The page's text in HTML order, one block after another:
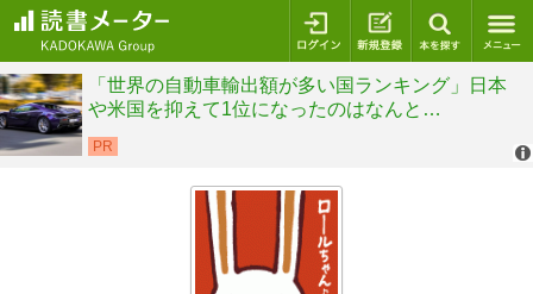
ログイン 新規登録